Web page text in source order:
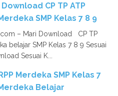
Download CP TP ATP
SMP Kelas 7 8 9
– Mari Download CP TP
belajar SMP Kelas 7 8 9 Sesuai
Sesuai K...
Merdeka SMP Kelas 7
Belajar